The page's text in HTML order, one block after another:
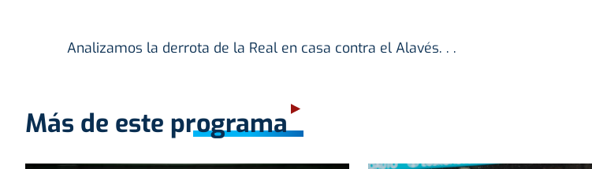
Analizamos la derrota de la Real en casa contra el Alavés. . .
Más de este programa